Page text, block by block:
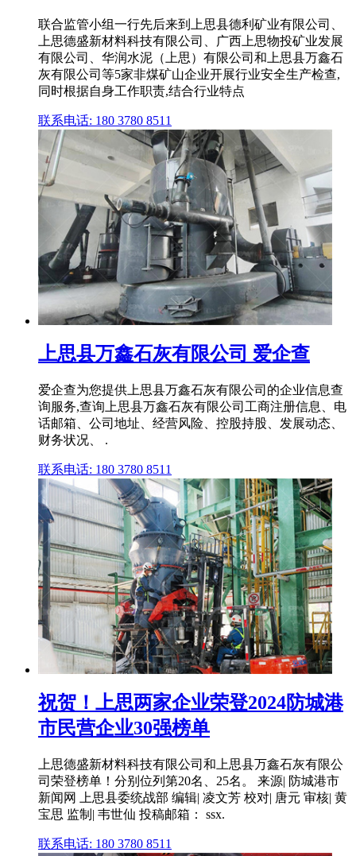
联合监管小组一行先后来到上思县德利矿业有限公司、
上思德盛新材料科技有限公司、广西上思物投矿业发展
有限公司、华润水泥（上思）有限公司和上思县万鑫石
灰有限公司等5家非煤矿山企业开展行业安全生产检查,
同时根据自身工作职责,结合行业特点
联系电话: 180 3780 8511
上思县万鑫石灰有限公司 爱企查
爱企查为您提供上思县万鑫石灰有限公司的企业信息查
询服务,查询上思县万鑫石灰有限公司工商注册信息、电
话邮箱、公司地址、经营风险、控股持股、发展动态、
财务状况、 .
联系电话: 180 3780 8511
祝贺！上思两家企业荣登2024防城港
市民营企业30强榜单
上思德盛新材料科技有限公司和上思县万鑫石灰有限公
司荣登榜单！分别位列第20名、25名。 来源| 防城港市
新闻网 上思县委统战部 编辑| 凌文芳 校对| 唐元 审核| 黄
宝思 监制| 韦世仙 投稿邮箱： ssx.
联系电话: 180 3780 8511